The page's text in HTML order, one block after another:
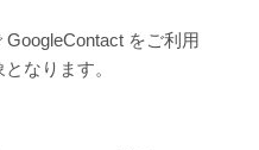
をご利用
なります。